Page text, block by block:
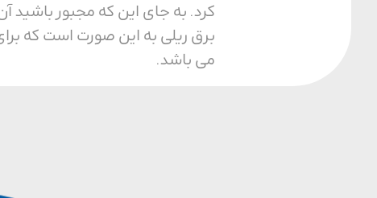
کرد. به جای این که مجبور
برق ریلی به این صورت است که
می باشد.